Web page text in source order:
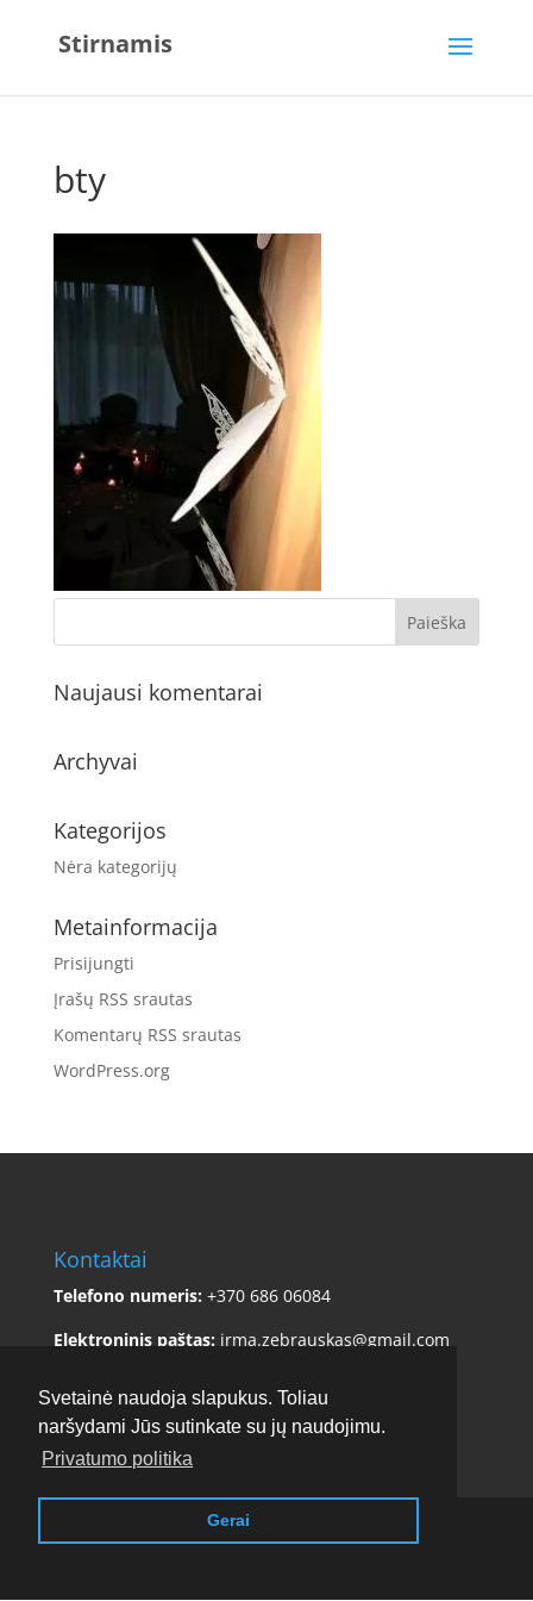
Svetainė naudoja slapukus. Toliau
naršydami Jūs sutinkate su jų naudojimu.
Privatumo politika
Gerai
Stirnamis
bty
Naujausi komentarai
Archyvai
Kategorijos
Nėra kategorijų
Metainformacija
Prisijungti
Įrašų RSS srautas
Komentarų RSS srautas
WordPress.org
Kontaktai
Telefono numeris: +370 686 06084
Elektroninis paštas: irma.zebrauskas@gmail.com